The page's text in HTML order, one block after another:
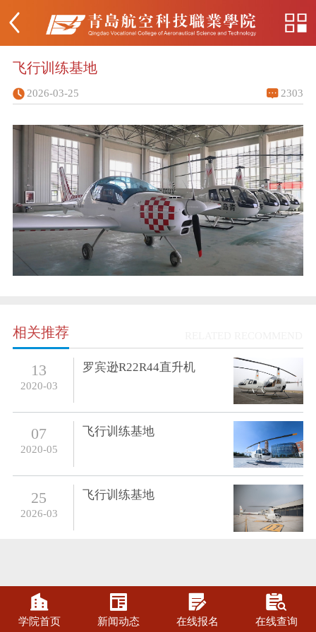
飞行训练基地
2026-03-25 2303
相关推荐
13
2020-03
罗宾逊R22R44直升机
07
2020-05
飞行训练基地
25
2026-03
飞行训练基地

学院首页

新闻动态

在线报名

在线查询